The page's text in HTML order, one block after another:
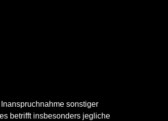
sonstiger
betrifft insbesonders jegliche